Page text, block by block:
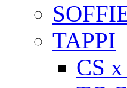
TAPPI
CS